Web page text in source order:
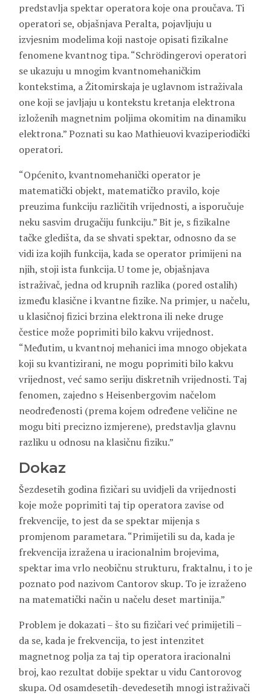
predstavlja spektar operatora koje ona proučava. Ti
operatori se, objašnjava Peralta, pojavljuju u
izvjesnim modelima koji nastoje opisati fizikalne
fenomene kvantnog tipa. “Schrödingerovi operatori
se ukazuju u mnogim kvantnomehaničkim
kontekstima, a Žitomirskaja je uglavnom istraživala
one koji se javljaju u kontekstu kretanja elektrona
izloženih magnetnim poljima okomitim na dinamiku
elektrona.” Poznati su kao Mathieuovi kvaziperiodički
operatori.
“Općenito, kvantnomehanički operator je
matematički objekt, matematičko pravilo, koje
preuzima funkciju različitih vrijednosti, a isporučuje
neku sasvim drugačiju funkciju.” Bit je, s fizikalne
tačke gledišta, da se shvati spektar, odnosno da se
vidi iza kojih funkcija, kada se operator primijeni na
njih, stoji ista funkcija. U tome je, objašnjava
istraživač, jedna od krupnih razlika (pored ostalih)
između klasične i kvantne fizike. Na primjer, u načelu,
u klasičnoj fizici brzina elektrona ili neke druge
čestice može poprimiti bilo kakvu vrijednost.
“Međutim, u kvantnoj mehanici ima mnogo objekata
koji su kvantizirani, ne mogu poprimiti bilo kakvu
vrijednost, već samo seriju diskretnih vrijednosti. Taj
fenomen, zajedno s Heisenbergovim načelom
neodređenosti (prema kojem određene veličine ne
mogu biti precizno izmjerene), predstavlja glavnu
razliku u odnosu na klasičnu fiziku.”
Dokaz
Šezdesetih godina fizičari su uvidjeli da vrijednosti
koje može poprimiti taj tip operatora zavise od
frekvencije, to jest da se spektar mijenja s
promjenom parametara. “Primijetili su da, kada je
frekvencija izražena u iracionalnim brojevima,
spektar ima vrlo neobičnu strukturu, fraktalnu, i to je
poznato pod nazivom Cantorov skup. To je izraženo
na matematički način u načelu deset martinija.”
Problem je dokazati – što su fizičari već primijetili –
da se, kada je frekvencija, to jest intenzitet
magnetnog polja za taj tip operatora iracionalni
broj, kao rezultat dobije spektar u vidu Cantorovog
skupa. Od osamdesetih-devedesetih mnogi istraživači